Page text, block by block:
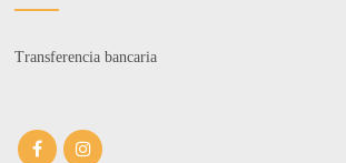
Transferencia bancaria